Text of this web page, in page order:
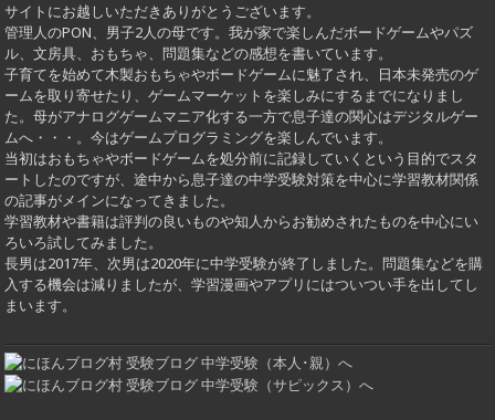
サイトにお越しいただきありがとうございます。
管理人のPON、男子2人の母です。我が家で楽しんだボードゲームやパズ
ル、文房具、おもちゃ、問題集などの感想を書いています。
子育てを始めて木製おもちゃやボードゲームに魅了され、日本未発売のゲ
ームを取り寄せたり、ゲームマーケットを楽しみにするまでになりまし
た。母がアナログゲームマニア化する一方で息子達の関心はデジタルゲー
ムへ・・・。今はゲームプログラミングを楽しんでいます。
当初はおもちゃやボードゲームを処分前に記録していくという目的でスタ
ートしたのですが、途中から息子達の中学受験対策を中心に学習教材関係
の記事がメインになってきました。
学習教材や書籍は評判の良いものや知人からお勧めされたものを中心にい
ろいろ試してみました。
長男は2017年、次男は2020年に中学受験が終了しました。問題集などを購
入する機会は減りましたが、学習漫画やアプリにはついつい手を出してし
まいます。